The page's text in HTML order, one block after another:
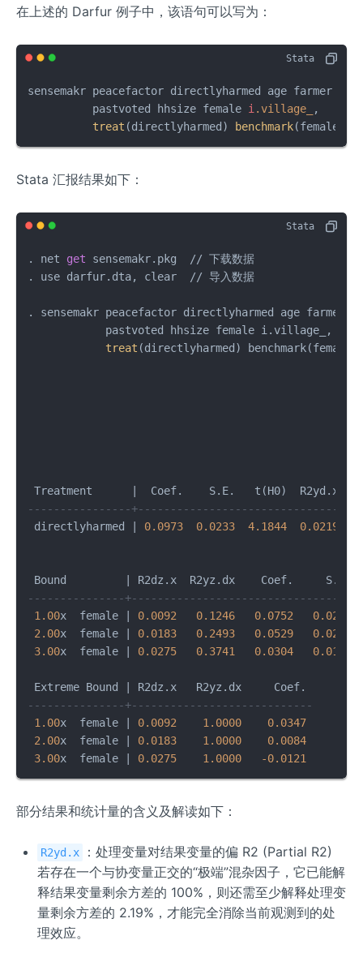
在上述的 Darfur 例子中，该语句可以写为：
sensemakr peacefactor directlyharmed age farmer
          pastvoted hhsize female
i .village_
treat (directlyharmed) benchmark(female)
Stata 汇报结果如下：
. net get sensemakr.pkg // 下载数据
. use darfur.dta, clear
// 导入数据
. sensemakr peacefactor directlyharmed age farmer
pastvoted hhsize female
treat (directlyharmed) benchmark(female)
Treatment
|
----------------
directlyharmed
| 0.0973 0.0233 4.1844 0.0219
Bound
|
---------------
1.00x  female | 0.0092 0.1246 0.0752
0.0219
2.00x  female | 0.0183 0.2493 0.0529
0.0204
3.00x  female | 0.0275 0.3741 0.0304 0.0187
Extreme Bound |
---------------+----------------------------
1.00x  female | 0.0092 1.0000
0.0347
2.00x  female | 0.0183 1.0000
0.0084
3.00x  female | 0.0275 1.0000 -0.0121
部分结果和统计量的含义及解读如下：
R2yd.x
：处理变量对结果变量的偏 R2 (Partial R2)
若存在一个与协变量正交的“极端”混杂因子，它已能解
释结果变量剩余方差的 100%，则还需至少解释处理变
量剩余方差的 2.19%，才能完全消除当前观测到的处
理效应。